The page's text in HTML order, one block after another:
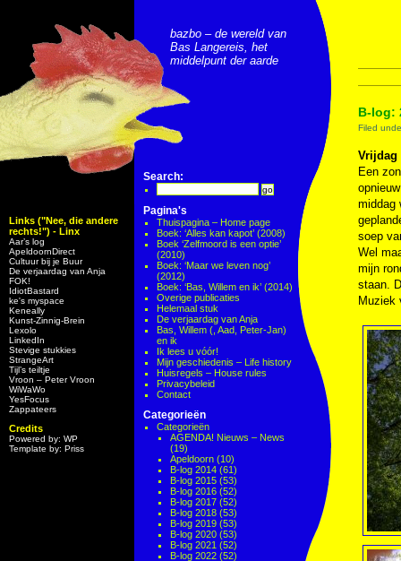
Links ("Nee, die andere
rechts!") - Linx
Aar’s log
ApeldoornDirect
Cultuur bij je Buur
De verjaardag van Anja
FOK!
IdiotBastard
ke's myspace
Keneally
Kunst-Zinnig-Brein
Lexolo
LinkedIn
Stevige stukkies
StrangeArt
Tijl’s teiltje
Vroon – Peter Vroon
WiWaWo
YesFocus
Zappateers
Credits
Powered by: WP
Template by: Priss
bazbo – de wereld van
Bas Langereis, het
middelpunt der aarde
Search:
Pagina's
Thuispagina – Home page
Boek: ‘Alles kan kapot’ (2008)
Boek ‘Zelfmoord is een optie’
(2010)
Boek: ‘Maar we leven nog’
(2012)
Boek: ‘Bas, Willem en ik’ (2014)
Overige publicaties
Helemaal stuk
De verjaardag van Anja
Bas, Willem (, Aad, Peter-Jan)
en ik
Ik lees u vóór!
Mijn geschiedenis – Life history
Huisregels – House rules
Privacybeleid
Contact
Categorieën
Categorieën
AGENDA! Nieuws – News
(19)
Apeldoorn (10)
B-log 2014 (61)
B-log 2015 (53)
B-log 2016 (52)
B-log 2017 (52)
B-log 2018 (53)
B-log 2019 (53)
B-log 2020 (53)
B-log 2021 (52)
B-log 2022 (52)
B-log:
Filed
Vrijdag
Een
middag
soep
Wel
mijn
staan.
Muziek